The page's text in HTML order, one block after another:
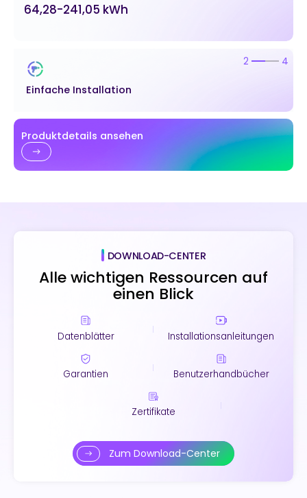
64,28-241,05 kWh
Einfache Installation
2 4
Produktdetails ansehen
DOWNLOAD-CENTER
Alle wichtigen Ressourcen auf
einen Blick
Datenblätter Installationsanleitungen
Garantien Benutzerhandbücher
Zertifikate
Zum Download-Center